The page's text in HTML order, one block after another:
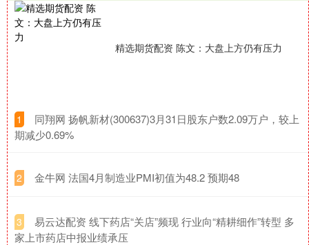
精选期货配资 陈文：大盘上方仍有压力
1
​同翔网 扬帆新材(300637)3月31日股东户数2.09万户，较上
期减少0.69%
2 ​金牛网 法国4月制造业PMI初值为48.2 预期48
3
​易云达配资 线下药店“关店”频现 行业向“精耕细作”转型 多
家上市药店中报业绩承压